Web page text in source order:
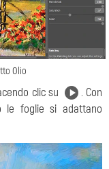
Olio
clic su
. Con
le foglie si adattano